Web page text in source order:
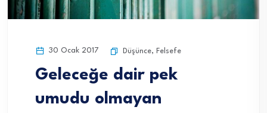
30 Ocak 2017 Düşünce, Felsefe
Geleceğe dair pek
umudu olmayan